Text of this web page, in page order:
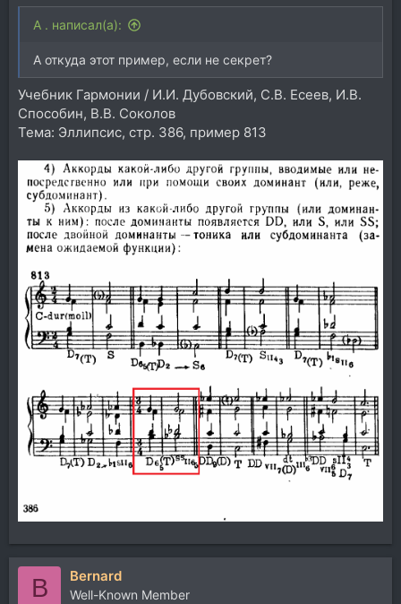
A . написал(а):
А откуда этот пример, если не секрет?
Учебник Гармонии / И.И. Дубовский, С.В. Есеев, И.В.
Способин, В.В. Соколов
Тема: Эллипсис, стр. 386, пример 813
B Bernard
Well-Known Member